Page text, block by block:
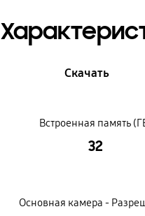
Скачать
Встроенная память
32
Основная камера -